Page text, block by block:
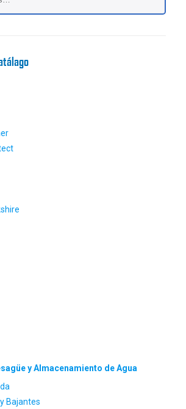
y Almacenamiento de Agua
Bajantes